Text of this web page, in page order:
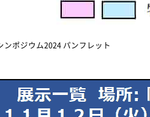
ポジウム2024 パンフレット